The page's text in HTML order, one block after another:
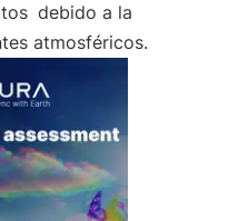
debido a la
atmosféricos.